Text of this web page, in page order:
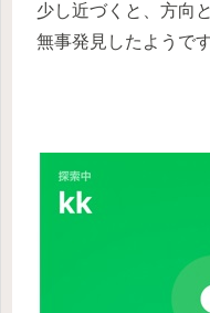
少し近づくと、方向
無事発見したようです